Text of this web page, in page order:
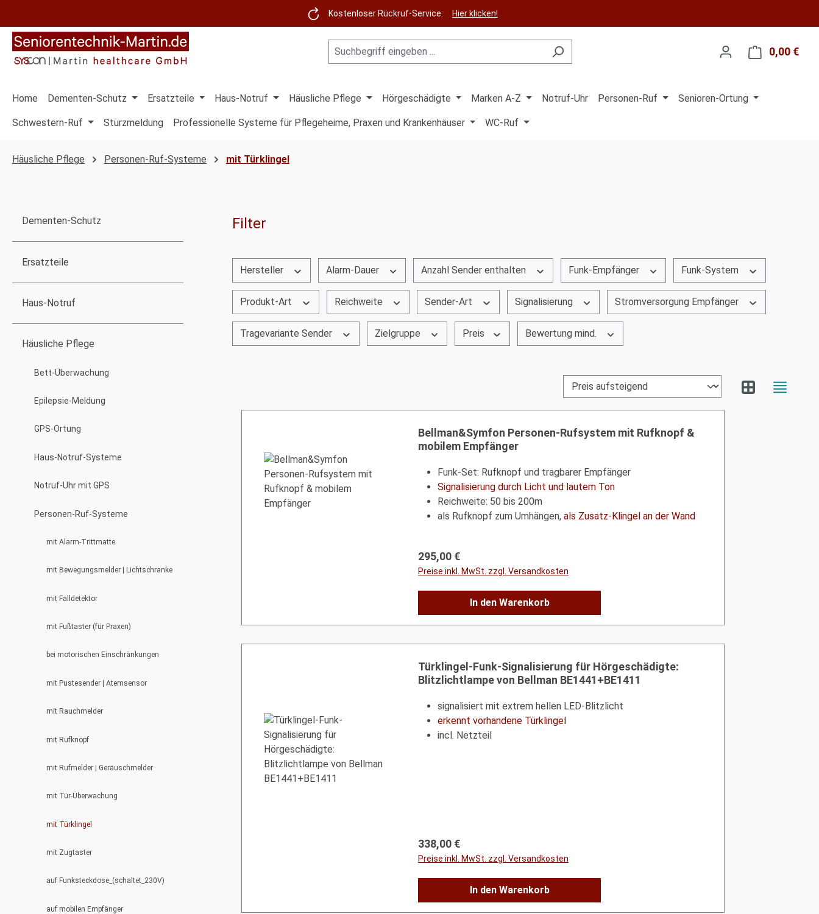
Kostenloser Rückruf-Service: Hier klicken!
0,00 €
Home Dementen-Schutz Ersatzteile Haus-Notruf Häusliche Pflege Hörgeschädigte Marken A-Z Notruf-Uhr Personen-Ruf Senioren-Ortung
Schwestern-Ruf Sturzmeldung Professionelle Systeme für Pflegeheime, Praxen und Krankenhäuser WC-Ruf
Häusliche Pflege Personen-Ruf-Systeme mit Türklingel
Dementen-Schutz
Ersatzteile
Haus-Notruf
Häusliche Pflege
Bett-Überwachung
Epilepsie-Meldung
GPS-Ortung
Haus-Notruf-Systeme
Notruf-Uhr mit GPS
Personen-Ruf-Systeme
mit Alarm-Trittmatte
mit Bewegungsmelder | Lichtschranke
mit Falldetektor
mit Fußtaster (für Praxen)
bei motorischen Einschränkungen
mit Pustesender | Atemsensor
mit Rauchmelder
mit Rufknopf
mit Rufmelder | Geräuschmelder
mit Tür-Überwachung
mit Türklingel
mit Zugtaster
auf Funksteckdose_(schaltet_230V)
auf mobilen Empfänger
Filter
Hersteller Alarm-Dauer Anzahl Sender enthalten Funk-Empfänger Funk-System
Produkt-Art Reichweite Sender-Art Signalisierung Stromversorgung Empfänger
Tragevariante Sender Zielgruppe Preis Bewertung mind.
Bellman&Symfon Personen-Rufsystem mit Rufknopf &
mobilem Empfänger
Funk-Set: Rufknopf und tragbarer Empfänger
Signalisierung durch Licht und lautem Ton
Reichweite: 50 bis 200m
als Rufknopf zum Umhängen, als Zusatz-Klingel an der Wand
Regulärer Preis:
295,00 €
Preise inkl. MwSt. zzgl. Versandkosten
In den Warenkorb
Türklingel-Funk-Signalisierung für Hörgeschädigte:
Blitzlichtlampe von Bellman BE1441+BE1411
signalisiert mit extrem hellen LED-Blitzlicht
erkennt vorhandene Türklingel
incl. Netzteil
Regulärer Preis:
338,00 €
Preise inkl. MwSt. zzgl. Versandkosten
In den Warenkorb